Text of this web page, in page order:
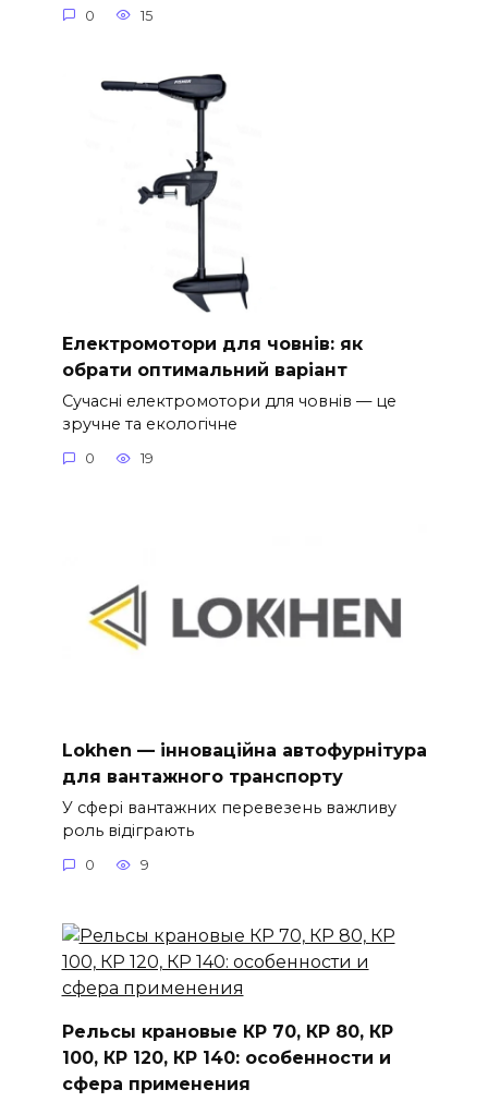
0 15
Електромотори для човнів: як
обрати оптимальний варіант
Сучасні електромотори для човнів — це
зручне та екологічне
0 19
Lokhen — інноваційна автофурнітура
для вантажного транспорту
У сфері вантажних перевезень важливу
роль відіграють
0 9
Рельсы крановые КР 70, КР 80, КР
100, КР 120, КР 140: особенности и
сфера применения